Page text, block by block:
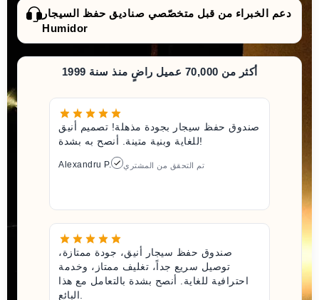
دعم الخبراء من قبل متخصّصي صناديق حفظ السيجار
Humidor
أكثر من 70,000 عميل راضٍ منذ سنة 1999
صندوق حفظ سيجار بجودة مذهلة! تصميم أنيق
للغاية وبنية متينة. أنصح به بشدة!
Alexandru P. تم التحقق من المشتري
صندوق حفظ سيجار أنيق، جودة ممتازة،
توصيل سريع جداً، تغليف ممتاز، وخدمة
احترافية للغاية. أنصح بشدة بالتعامل مع هذا
البائع.